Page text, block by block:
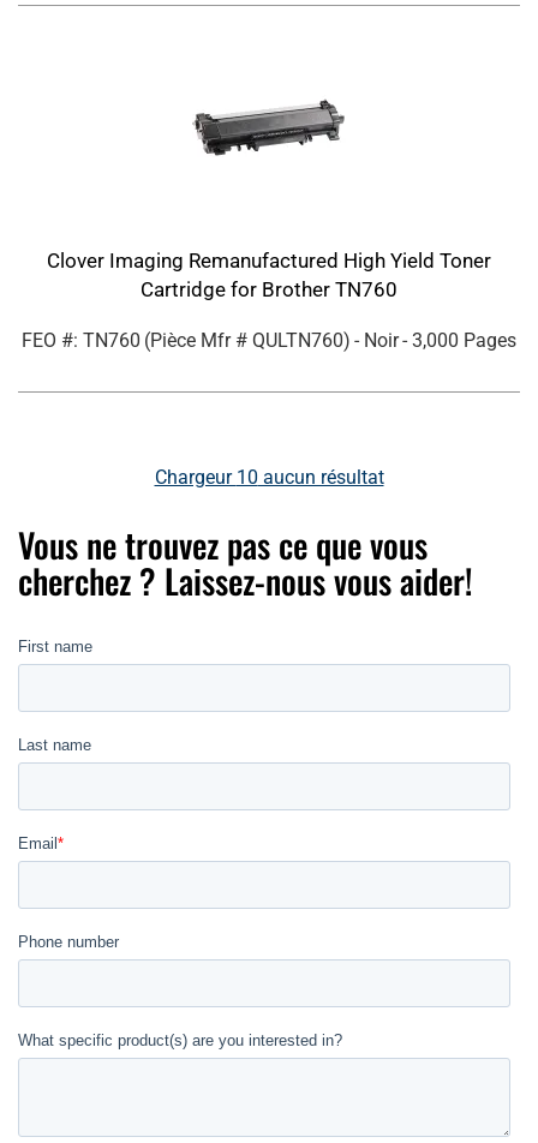
Clover Imaging Remanufactured High Yield Toner
Cartridge for Brother TN760
FEO #: TN760 (Pièce Mfr # QULTN760) - Noir- 3,000 Pages
Chargeur 10 aucun résultat
Vous ne trouvez pas ce que vous
cherchez ? Laissez-nous vous aider!